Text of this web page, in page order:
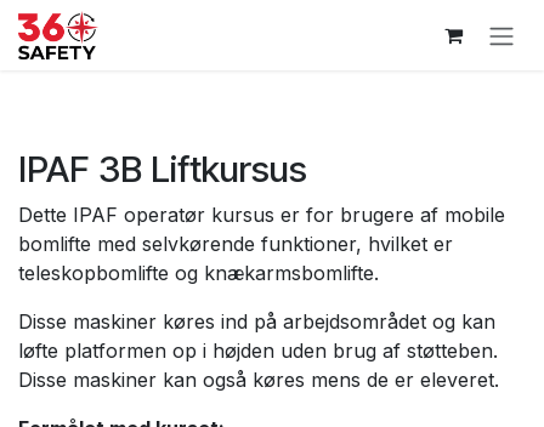
Skip to Content
IPAF 3B Liftkursus
Dette IPAF operatør kursus er for brugere af mobile
bomlifte med selvkørende funktioner, hvilket er
teleskopbomlifte og knækarmsbomlifte.
Disse maskiner køres ind på arbejdsområdet og kan
løfte platformen op i højden uden brug af støtteben.
Disse maskiner kan også køres mens de er eleveret.